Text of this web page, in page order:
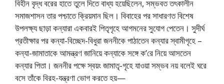
বিহীন বৃদ্ধ বরের হাতে তুলে দিতে বাধ্য হয়েছিলেন, সম্ভবত তৎকালীন
সমাজশাসন তার পশ্চাতে ক্রিয়মান ছিল। বিবাহের পর সাধারণত বিশেষ
উপলক্ষ্য ছাড়া কন্যারা একবারই পিতৃগৃহে আগমনের সুযোগ পেতেন। সুদীর্ঘ
প্রতীক্ষার পর কন্যা-বিচ্ছেদ-বিধুরা জননীকে পাঠাতেন কন্যার স্বামীগৃহে –
কন্যা-জামাতাকে আমন্ত্রণ জানিয়ে কন্যাকে সঙ্গে ক’রে নিয়ে আসতেন
কন্যার পিতা। জননীর পক্ষে স্বয়ং জামাতৃ-গৃহে যাওয়া সম্ভব নয় বলেই ঘরে
বসে তাঁকে বিরহ-যন্ত্রণা ভোগ করতে হয়—